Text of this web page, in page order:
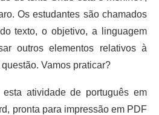
Os estudantes são chamados
texto, o objetivo, a linguagem
outros elementos relativos à
Vamos praticar?
atividade de português em
pronta para impressão em PDF